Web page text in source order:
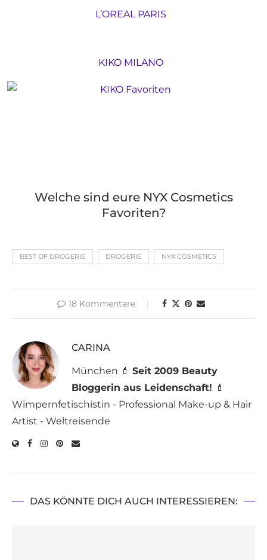
L’OREAL PARIS
KIKO MILANO
Welche sind eure NYX Cosmetics
Favoriten?
BEST OF DROGERIE DROGERIE NYX COSMETICS
18 Kommentare
CARINA
München 💄 Seit 2009 Beauty
Bloggerin aus Leidenschaft! 💄
Wimpernfetischistin - Professional Make-up & Hair
Artist - Weltreisende
DAS KÖNNTE DICH AUCH INTERESSIEREN: